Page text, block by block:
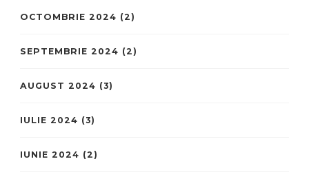
OCTOMBRIE 2024 (2)
SEPTEMBRIE 2024 (2)
AUGUST 2024 (3)
IULIE 2024 (3)
IUNIE 2024 (2)